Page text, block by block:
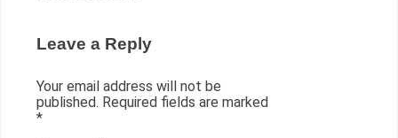
Leave a Reply
Your email address will not be
published. Required fields are marked
*